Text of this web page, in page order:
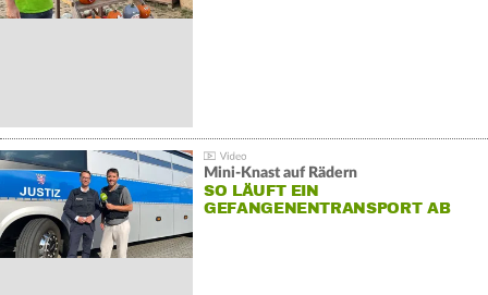
Mini-Knast auf Rädern
SO LÄUFT EIN
GEFANGENENTRANSPORT AB